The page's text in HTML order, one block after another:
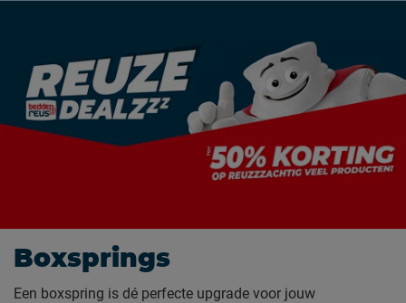
Boxsprings
Een boxspring is dé perfecte upgrade voor jouw